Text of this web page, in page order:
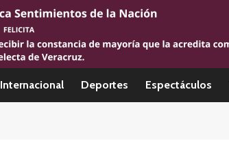
Internacional Deportes Espectáculos